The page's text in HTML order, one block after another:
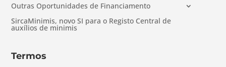
Outras Oportunidades de Financiamento
SircaMinimis, novo SI para o Registo Central de
auxílios de minimis
Termos